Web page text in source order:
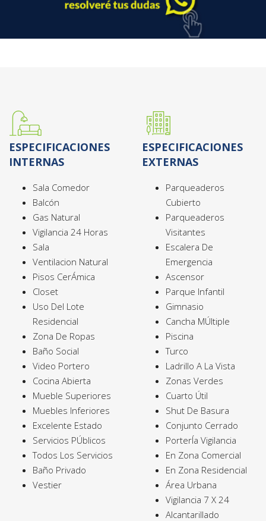
ESPECIFICACIONES
INTERNAS
Sala Comedor
Balcón
Gas Natural
Vigilancia 24 Horas
Sala
Ventilacion Natural
Pisos CerÁmica
Closet
Uso Del Lote
Residencial
Zona De Ropas
Baño Social
Video Portero
Cocina Abierta
Mueble Superiores
Muebles Inferiores
Excelente Estado
Servicios PÚblicos
Todos Los Servicios
Baño Privado
Vestier
ESPECIFICACIONES
EXTERNAS
Parqueaderos
Cubierto
Parqueaderos
Visitantes
Escalera De
Emergencia
Ascensor
Parque Infantil
Gimnasio
Cancha MÚltiple
Piscina
Turco
Ladrillo A La Vista
Zonas Verdes
Cuarto Útil
Shut De Basura
Conjunto Cerrado
PorterÍa Vigilancia
En Zona Comercial
En Zona Residencial
Área Urbana
Vigilancia 7 X 24
Alcantarillado